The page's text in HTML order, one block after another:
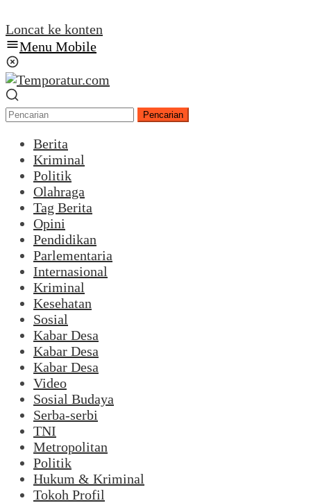
Loncat ke konten
Menu Mobile
Pencarian
Berita
Kriminal
Politik
Olahraga
Tag Berita
Opini
Pendidikan
Parlementaria
Internasional
Kriminal
Kesehatan
Sosial
Kabar Desa
Kabar Desa
Kabar Desa
Video
Sosial Budaya
Serba-serbi
TNI
Metropolitan
Politik
Hukum & Kriminal
Tokoh Profil